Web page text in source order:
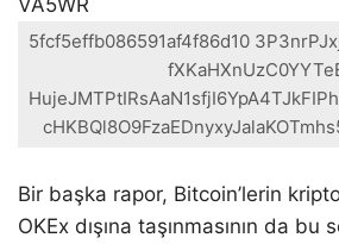
5fcf5effb086591af4f86d10
Bir başka rapor, Bitcoin’lerin
OKEx dışına taşınmasının da bu